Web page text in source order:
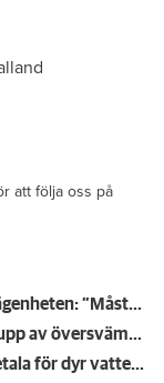
att följa oss på
Så undviker du mögel – fyra riskplatser i lägenheten: ”Måste städa bort”
Satte på vattnet och somnade – vaknade upp av översvämning hos grannen
Rensade inte hålet i kylskåpet – tvingas betala för dyr vattenskada